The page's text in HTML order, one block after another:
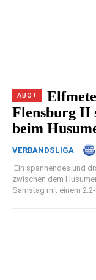
Flensburg II
beim
VERBANDSLIGA
Ein spannendes und
zwischen dem
Samstag mit einem